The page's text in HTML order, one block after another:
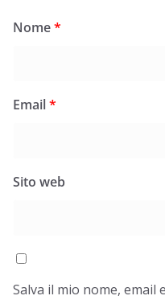
Nome*
Email*
Sito web
Salva il mio nome,